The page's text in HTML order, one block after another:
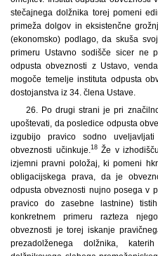
stečajnega dolžnika torej pomeni
primeža dolgov in eksistenčne
(ekonomsko) podlago, da skuša
primeru Ustavno sodišče sicer ne
odpusta obveznosti z Ustavo,
mogoče temelje instituta odpusta
dostojanstva iz 34. člena Ustave.
26. Po drugi strani je pri
upoštevati, da posledice odpusta
izgubijo pravico sodno
obveznosti učinkuje. 18Že v
izjemni pravni položaj, ki pomeni
obligacijskega prava, da je
odpusta obveznosti nujno posega v
pravico do zasebne lastnine)
konkretnem primeru razteza
obveznosti je torej iskanje
prezadolženega dolžnika,